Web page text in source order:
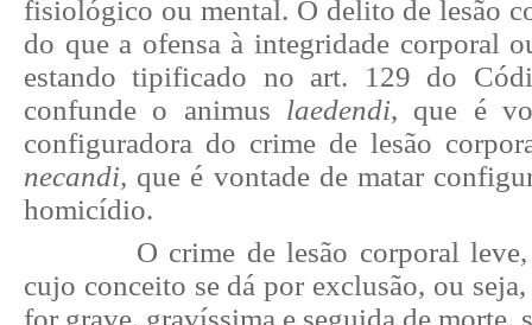
fisiológico ou mental. O delito de lesão
do que a ofensa à integridade corporal
estando tipificado no art. 129 do
confunde o animus laedendi, que é
configuradora do crime de lesão
necandi, que é vontade de matar
homicídio.
O crime de lesão corporal
cujo conceito se dá por exclusão, ou
for grave, gravíssima e seguida de morte,